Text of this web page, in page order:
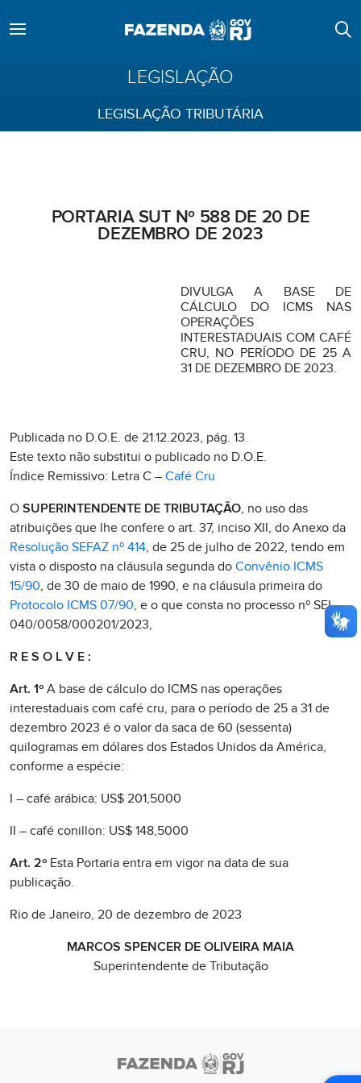
LEGISLAÇÃO
LEGISLAÇÃO TRIBUTÁRIA
PORTARIA SUT Nº 588 DE 20 DE
DEZEMBRO DE 2023
DIVULGA A BASE DE
CÁLCULO DO ICMS NAS
OPERAÇÕES
INTERESTADUAIS COM CAFÉ
CRU, NO PERÍODO DE 25 A
31 DE DEZEMBRO DE 2023.
Publicada no D.O.E. de 21.12.2023, pág. 13.
Este texto não substitui o publicado no D.O.E.
Índice Remissivo: Letra C – Café Cru
O SUPERINTENDENTE DE TRIBUTAÇÃO, no uso das
atribuições que lhe confere o art. 37, inciso XII, do Anexo da
Resolução SEFAZ nº 414, de 25 de julho de 2022, tendo em
vista o disposto na cláusula segunda do Convênio ICMS
15/90, de 30 de maio de 1990, e na cláusula primeira do
Protocolo ICMS 07/90, e o que consta no processo nº SEI-
040/0058/000201/2023,
R E S O L V E :
Art. 1º A base de cálculo do ICMS nas operações
interestaduais com café cru, para o período de 25 a 31 de
dezembro 2023 é o valor da saca de 60 (sessenta)
quilogramas em dólares dos Estados Unidos da América,
conforme a espécie:
I – café arábica: US$ 201,5000
II – café conillon: US$ 148,5000
Art. 2º Esta Portaria entra em vigor na data de sua
publicação.
Rio de Janeiro, 20 de dezembro de 2023
MARCOS SPENCER DE OLIVEIRA MAIA
Superintendente de Tributação